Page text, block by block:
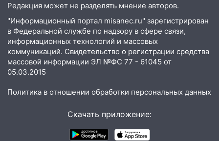
06:00
Под Ульяновском при развороте
пострадал 38-летний водитель
иномарки
05:00 «Каждая пятая женщина и каждый
второй мужчина в мире сталкиваются с
алопецией»: врач рассказал, чем может
быть вызвано облысение и как с этим
справиться
принесет прилив творческой энергии и
отличные шансы исправить старые
Редакция может не разделять мнение авторов.
"Информационный портал misanec.ru" зарегистрирован
в Федеральной службе по надзору в сфере связи,
информационных технологий и массовых
коммуникаций. Свидетельство о регистрации средства
массовой информации ЭЛ №ФС 77 - 61045 от
05.03.2015
Политика в отношении обработки персональных данных
Скачать приложение: